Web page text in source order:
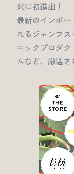
沢に初進出！
最新のインポ
れるジャンプ
ニックプロダ
ムなど、厳選さ